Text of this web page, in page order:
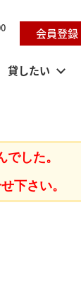
会員登録
貸したい
した。
下さい。